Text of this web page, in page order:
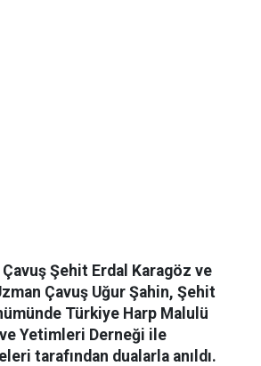
Şehit Erdal Karagöz ve
Çavuş Uğur Şahin, Şehit
Türkiye Harp Malulü
Yetimleri Derneği ile
tarafından dualarla anıldı.